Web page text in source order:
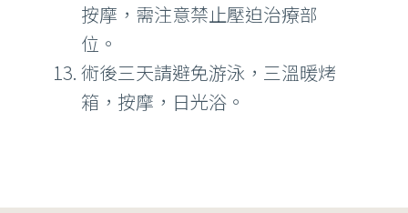
按摩，需注意禁止壓迫治療部
位。
術後三天請避免游泳，三溫暖烤
箱，按摩，日光浴。